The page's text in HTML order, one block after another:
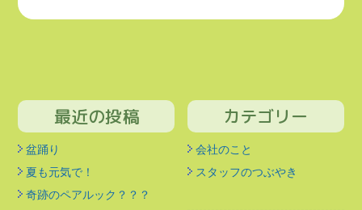
最近の投稿
盆踊り
夏も元気で！
奇跡のペアルック？？？
カテゴリー
会社のこと
スタッフのつぶやき